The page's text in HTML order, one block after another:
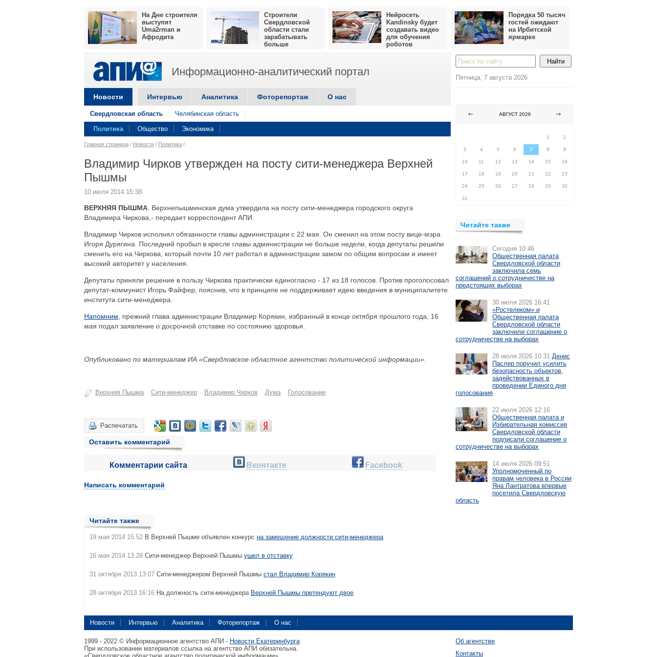
На Дне строителя
выступят
Uma2rman и
Афродита
Строители
Свердловской
области стали
зарабатывать
больше
Нейросеть
Kandinsky будет
создавать видео
для обучения
роботов
Порядка 50 тысяч
гостей ожидают
на Ирбитской
ярмарке
Информационно-аналитический портал
Новости Интервью Аналитика Фоторепортаж О нас
Свердловская область Челябинская область
Политика Общество Экономика
Главная страница / Новости / Политика /
Владимир Чирков утвержден на посту сити-менеджера Верхней
Пышмы
10 июля 2014 15:38
ВЕРХНЯЯ ПЫШМА . Верхнепышминская дума утвердила на посту сити-менеджера городского округа
Владимира Чиркова,- передает корреспондент АПИ.
Владимир Чирков исполнял обязанности главы администрации с 22 мая. Он сменил на этом посту вице-мэра
Игоря Дурягина. Последний пробыл в кресле главы администрации не больше недели, когда депутаты решили
сменить его на Чиркова, который почти 10 лет работал в администрации замом по общим вопросам и имеет
высокий авторитет у населения.
Депутаты приняли решение в пользу Чиркова практически единогласно - 17 из 18 голосов. Против проголосовал
депутат-коммунист Игорь Файфер, пояснив, что в принципе не поддерживает идею введения в муниципалитете
института сити-менеджера.
Напомним , прежний глава администрации Владимир Корякин, избранный в конце октября прошлого года, 16
мая подал заявление о досрочной отставке по состоянию здоровья.
Опубликовано по материалам ИА «Свердловское областное агентство политической информации».
Верхняя Пышма Сити-менеджер Владимир Чирков Дума Голосование
Распечатать
Оставить комментарий
Комментарии сайта Вконтакте Facebook
Написать комментарий
Читайте также
19 мая 2014 15:52 В Верхней Пышме объявлен конкурс на замещение должности сити-менеджера
16 мая 2014 13:28 Сити-менеджер Верхней Пышмы ушел в отставку
31 октября 2013 13:07 Сити-менеджером Верхней Пышмы стал Владимир Корякин
28 октября 2013 16:16 На должность сити-менеджера Верхней Пышмы претендуют двое
Пятница, 7 августа 2026
АВГУСТ 2026
1
2
3 4 5 6 7 8 9
10 11 12 13 14 15 16
17 18 19 20 21 22 23
24 25 26 27 28 29 30
31
Читайте также
Сегодня 10:46
Общественная палата
Свердловской области
заключила семь
соглашений о сотрудничестве на
предстоящих выборах
30 июля 2026 16:41
«Ростелеком» и
Общественная палата
Свердловской области
заключили соглашение о
сотрудничестве на выборах
28 июля 2026 10:31 Денис
Паслер поручил усилить
безопасность объектов,
задействованных в
проведении Единого дня
голосования
22 июля 2026 12:16
Общественная палата и
Избирательная комиссия
Свердловской области
подписали соглашение о
сотрудничестве на выборах
14 июля 2026 09:51
Уполномоченный по
правам человека в России
Яна Лантратова впервые
посетила Свердловскую
область
Новости Интервью Аналитика Фоторепортаж О нас
1999 - 2022 © Информационное агентство АПИ - Новости Екатеринбурга
При использовании материалов ссылка на агентство АПИ обязательна.
Об агентстве
Контакты